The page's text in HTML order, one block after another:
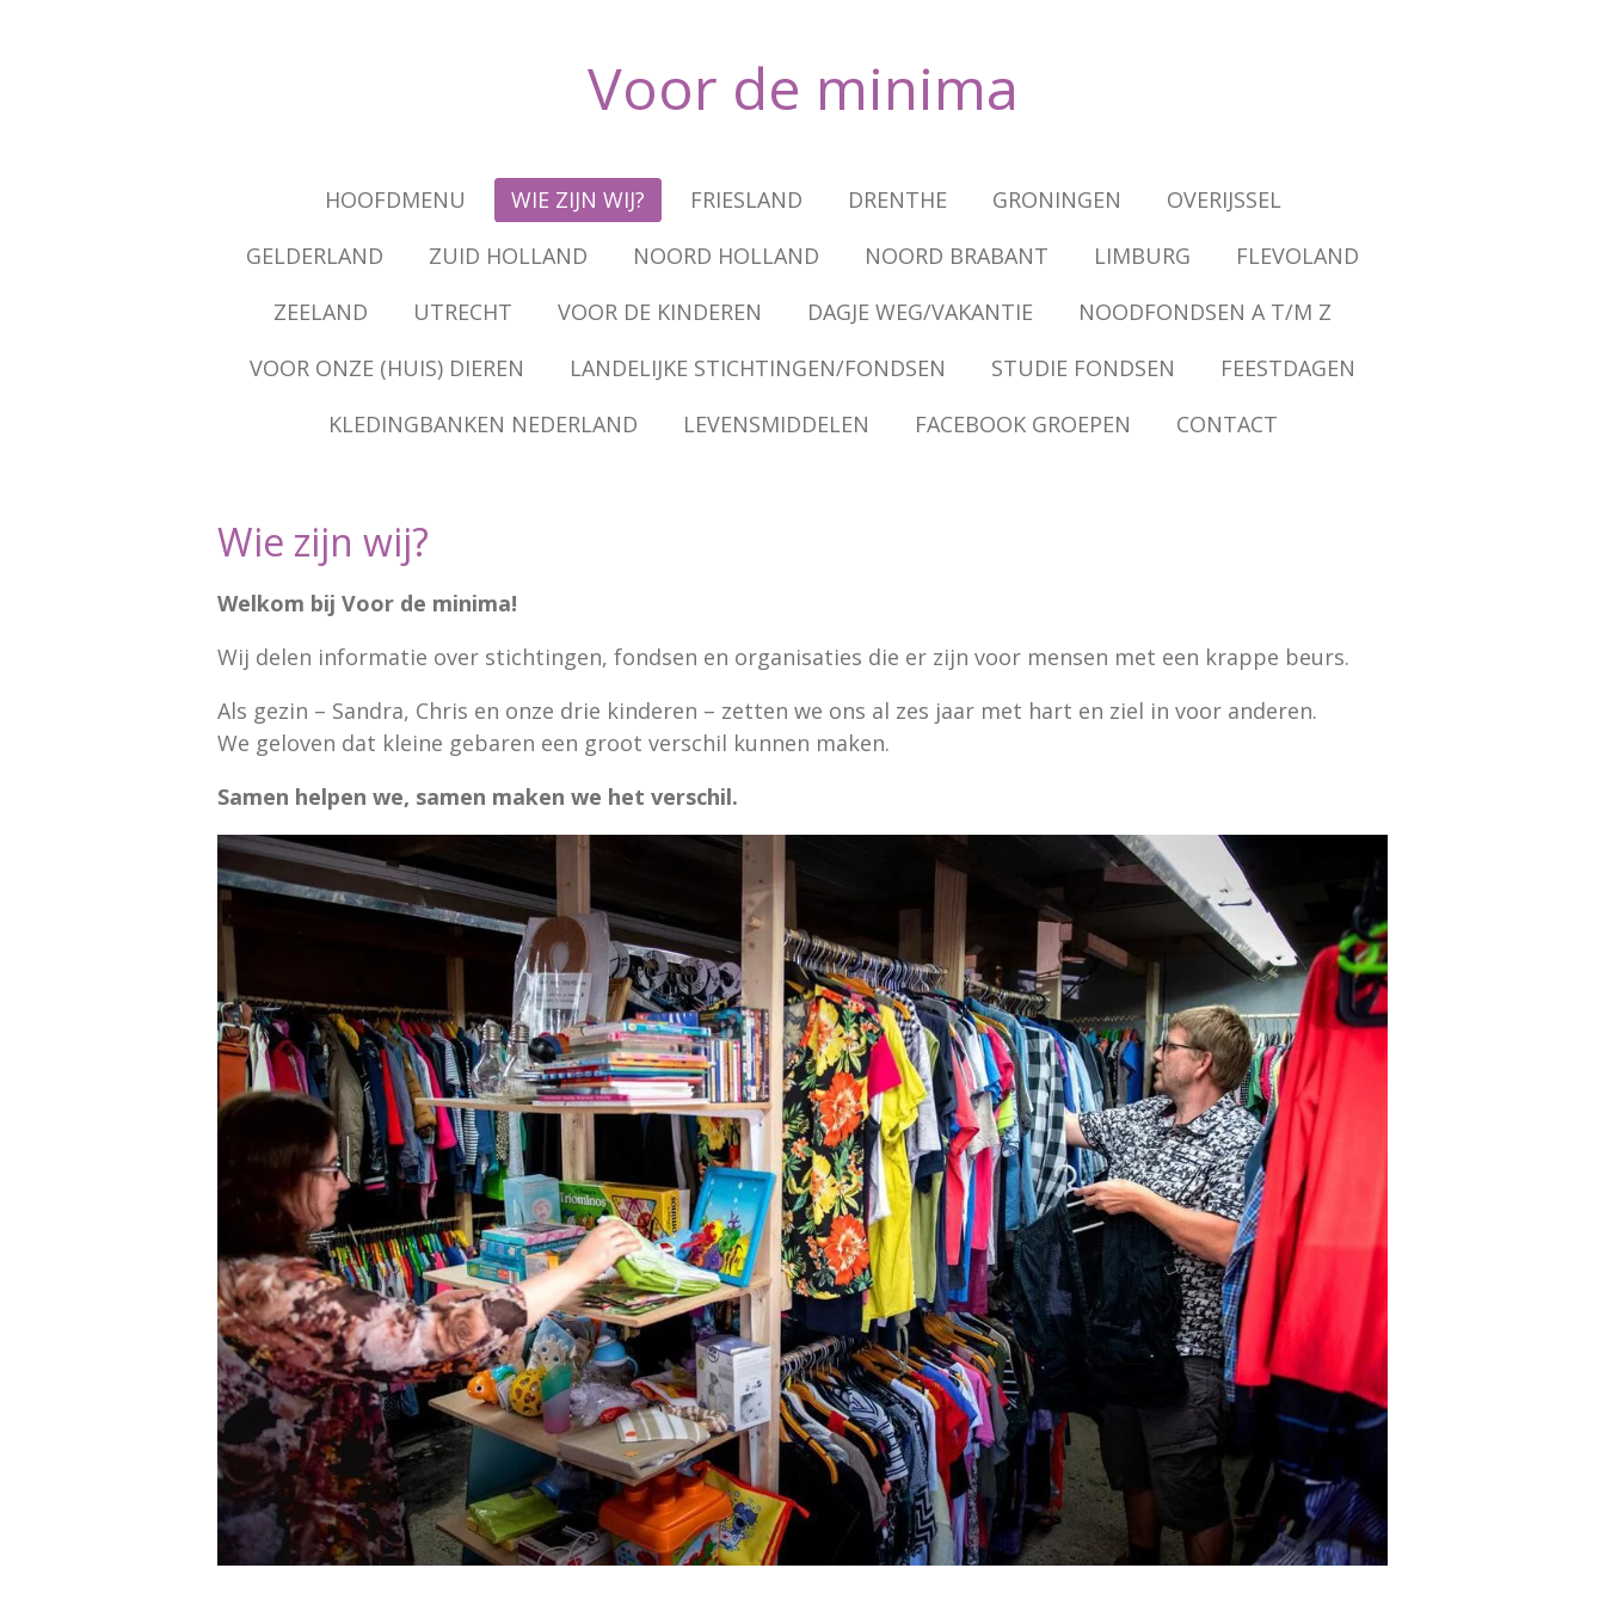
Voor de minima
HOOFDMENU WIE ZIJN WIJ? FRIESLAND DRENTHE GRONINGEN
OVERIJSSEL
GELDERLAND
ZUID HOLLAND NOORD HOLLAND NOORD BRABANT LIMBURG
FLEVOLAND
ZEELAND
UTRECHT VOOR DE KINDEREN DAGJE WEG/VAKANTIE
NOODFONDSEN A T/M Z
VOOR ONZE (HUIS) DIEREN
LANDELIJKE STICHTINGEN/FONDSEN STUDIE FONDSEN
FEESTDAGEN
KLEDINGBANKEN NEDERLAND
LEVENSMIDDELEN FACEBOOK GROEPEN CONTACT
Wie zijn wij?
Welkom bij Voor de minima!
Wij delen informatie over stichtingen, fondsen en organisaties die er zijn voor mensen met een krappe beurs.
Als gezin – Sandra, Chris en onze drie kinderen – zetten we ons al zes jaar met hart en ziel in voor anderen.
We geloven dat kleine gebaren een groot verschil kunnen maken.
Samen helpen we, samen maken we het verschil.